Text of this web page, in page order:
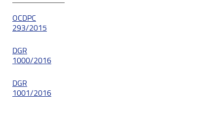
OCDPC
293/2015
DGR
1000/2016
DGR
1001/2016